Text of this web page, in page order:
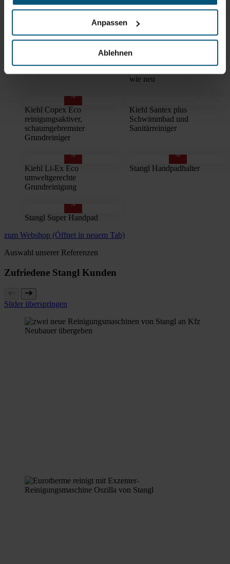
Anpassen
Ablehnen
%
Super Pad
wie neu
%
Kiehl Copex Eco
reinigungsaktiver,
schaumgebremster
Grundreiniger
Kiehl Santex plus
Schwimmbad und
Sanitärreiniger
%
Kiehl Li-Ex Eco
umweltgerechte
Grundreinigung
%
Stangl Handpadhalter
%
Stangl Super Handpad
zum Webshop (Öffnet in neuem Tab)
Auswahl unserer Referenzen
Zufriedene Stangl Kunden
Slider überspringen